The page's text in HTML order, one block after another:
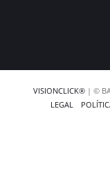
VISIONCLICK® | ©
LEGAL